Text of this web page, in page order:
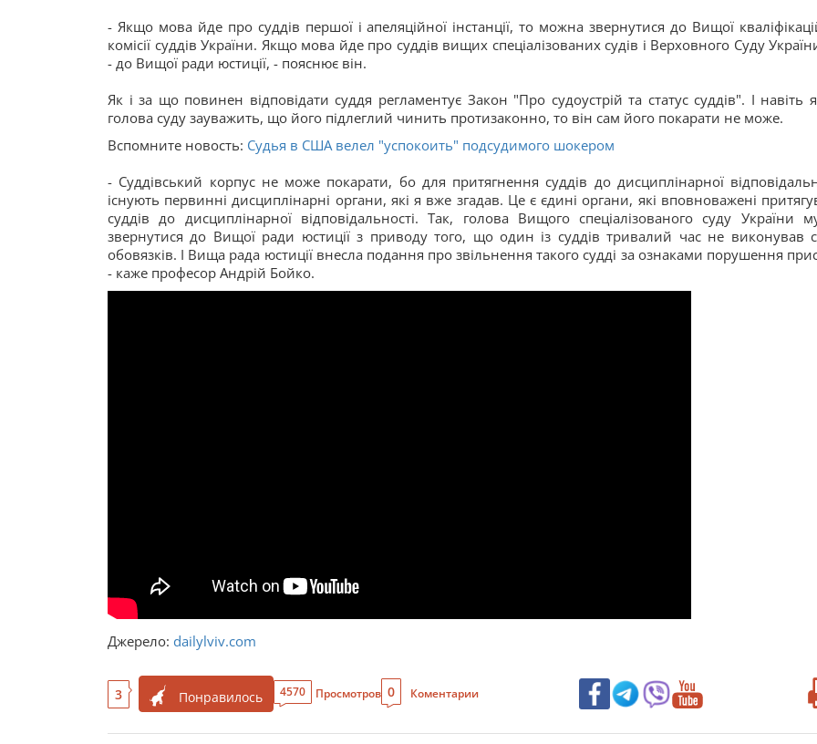
- Якщо мова йде про суддів першої і апеляційної інстанції, то можна звернутися до Вищої
комісії суддів України. Якщо мова йде про суддів вищих спеціалізованих судів і Верховного Суду
- до Вищої ради юстиції, - пояснює він.
Як і за що повинен відповідати суддя регламентує Закон "Про судоустрій та статус суддів". І навіть
голова суду зауважить, що його підлеглий чинить протизаконно, то він сам його покарати не може.
Вспомните новость: Судья в США велел "успокоить" подсудимого шокером
- Суддівський корпус не може покарати, бо для притягнення суддів до дисциплінарної
існують первинні дисциплінарні органи, які я вже згадав. Це є єдині органи, які вповноважені
суддів до дисциплінарної відповідальності. Так, голова Вищого спеціалізованого суду України
звернутися до Вищої ради юстиції з приводу того, що один із суддів тривалий час не виконував
обовязків. І Вища рада юстиції внесла подання про звільнення такого судді за ознаками порушення
- каже професор Андрій Бойко.
Джерело: dailylviv.com
3 Понравилось 4570 Просмотров 0 Коментарии